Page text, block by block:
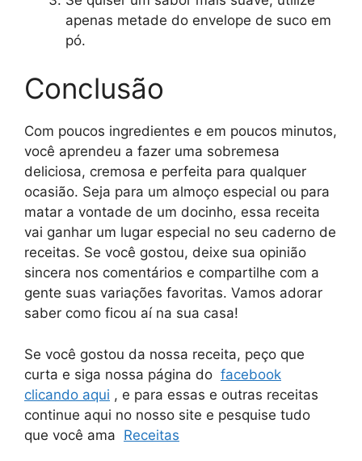
apenas metade do envelope de suco em
pó.
Conclusão
Com poucos ingredientes e em poucos minutos,
você aprendeu a fazer uma sobremesa
deliciosa, cremosa e perfeita para qualquer
ocasião. Seja para um almoço especial ou para
matar a vontade de um docinho, essa receita
vai ganhar um lugar especial no seu caderno de
receitas. Se você gostou, deixe sua opinião
sincera nos comentários e compartilhe com a
gente suas variações favoritas. Vamos adorar
saber como ficou aí na sua casa!
Se você gostou da nossa receita, peço que
curta e siga nossa página do facebook
clicando aqui , e para essas e outras receitas
continue aqui no nosso site e pesquise tudo
que você ama Receitas